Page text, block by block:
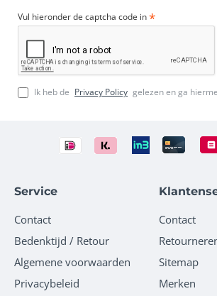
Vul hieronder de captcha code in
Ik heb de Privacy Policy gelezen en ga
Service
Contact
Bedenktijd / Retour
Algemene voorwaarden
Privacybeleid
Contact
Sitemap
Merken